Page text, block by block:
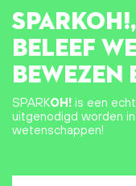
SPARKOH!,
BELEEF
BEWEZEN
SPARKOH! is een
uitgenodigd worden
wetenschappen!